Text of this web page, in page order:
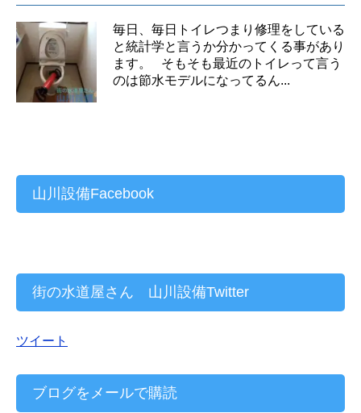
毎日、毎日トイレつまり修理をしている
と統計学と言うか分かってくる事があり
ます。 そもそも最近のトイレって言う
のは節水モデルになってるん...
山川設備Facebook
街の水道屋さん 山川設備Twitter
ツイート
ブログをメールで購読